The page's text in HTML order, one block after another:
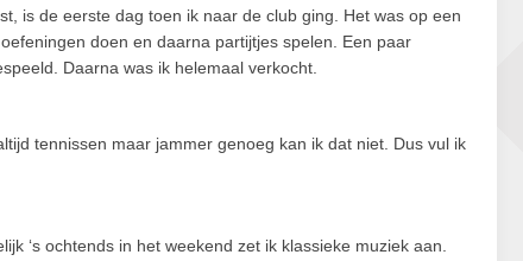
is de eerste dag toen ik naar de club ging. Het was op een
doen en daarna partijtjes spelen. Een paar
Daarna was ik helemaal verkocht.
tennissen maar jammer genoeg kan ik dat niet. Dus vul ik
‘s ochtends in het weekend zet ik klassieke muziek aan.